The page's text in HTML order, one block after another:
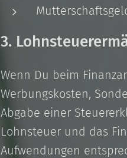
3.
Wenn Du beim
Werbungskosten,
Abgabe einer
Lohnsteuer und das
Aufwendungen